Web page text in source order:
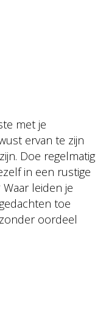
met je
ervan te zijn
Doe regelmatig
in een rustige
leiden je
toe
oordeel